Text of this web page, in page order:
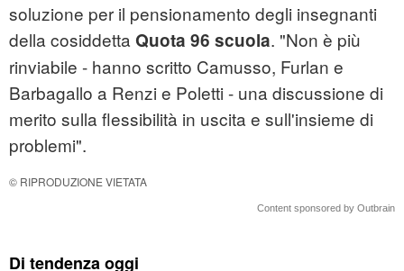
soluzione per il pensionamento degli insegnanti
della cosiddetta Quota 96 scuola. "Non è più
rinviabile - hanno scritto Camusso, Furlan e
Barbagallo a Renzi e Poletti - una discussione di
merito sulla flessibilità in uscita e sull'insieme di
problemi".
© RIPRODUZIONE VIETATA
Content sponsored by Outbrain
Di tendenza oggi